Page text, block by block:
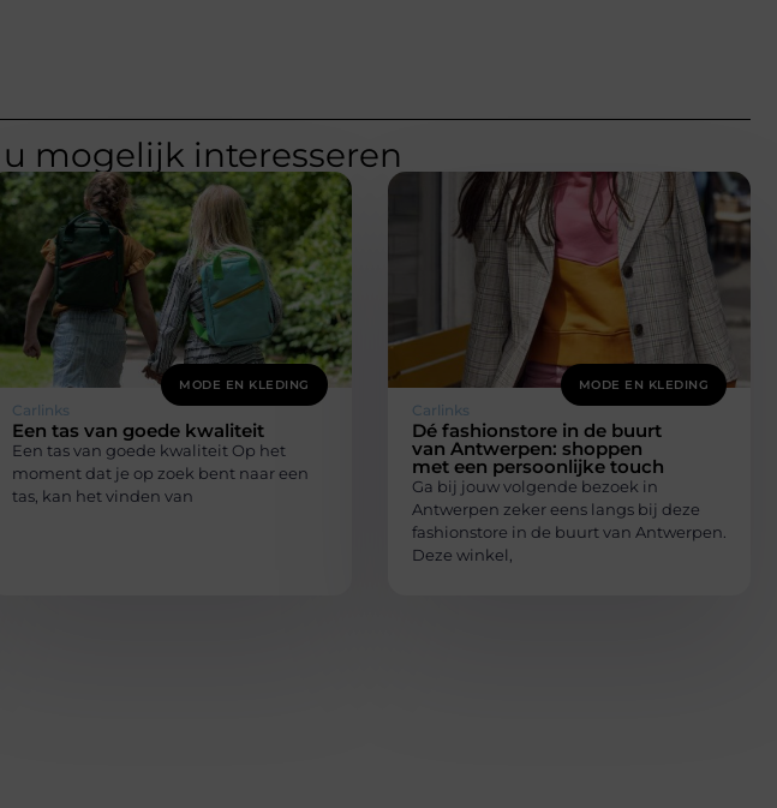
mogelijk interesseren
MODE EN KLEDING
Carlinks
Een tas van goede kwaliteit
Een tas van goede kwaliteit Op het
moment dat je op zoek bent naar een
tas, kan het vinden van
MODE EN KLEDING
Carlinks
Dé fashionstore in de buurt
van Antwerpen: shoppen
met een persoonlijke touch
Ga bij jouw volgende bezoek in
Antwerpen zeker eens langs bij deze
fashionstore in de buurt van Antwerpen.
Deze winkel,